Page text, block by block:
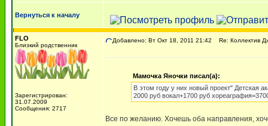
Вернуться к началу
FLO
Близкий родственник
Зарегистрирован:
31.07.2009
Сообщения: 2717
Добавлено: Вт Окт 18, 2011 21:42 Re: Коллектив
Мамочка Яночки писал(а):
В этом году у них новый проект" Детская
2000 руб вокал+1700 руб
Все по желанию. Хочешь оба направления,